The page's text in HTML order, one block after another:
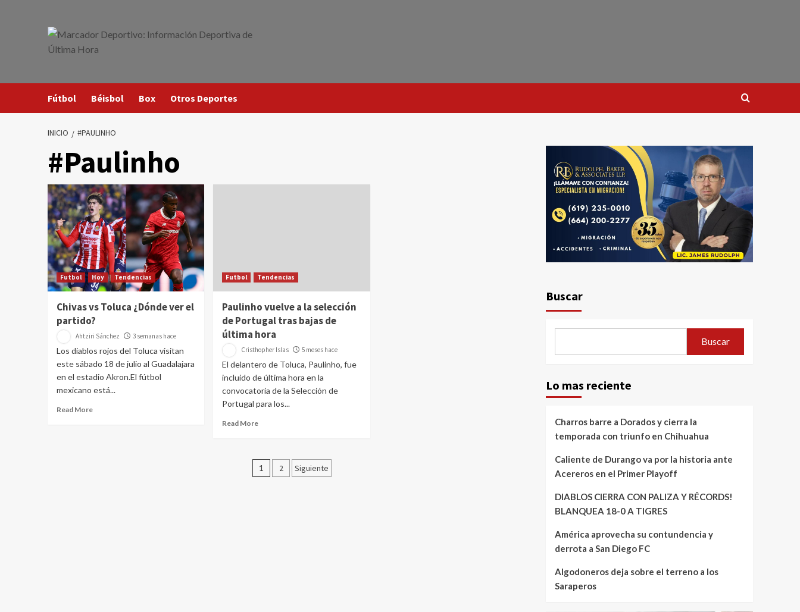
Fútbol Béisbol Box Otros Deportes
INICIO #PAULINHO
#Paulinho
Futbol Hoy Tendencias
Chivas vs Toluca ¿Dónde ver el
partido?
Ahtziri Sánchez 3 semanas hace
Los diablos rojos del Toluca visitan
este sábado 18 de julio al Guadalajara
en el estadio Akron.El fútbol
mexicano está...
Read More
Futbol Tendencias
Paulinho vuelve a la selección
de Portugal tras bajas de
última hora
Cristhopher Islas 5 meses hace
El delantero de Toluca, Paulinho, fue
incluido de última hora en la
convocatoria de la Selección de
Portugal para los...
Read More
Paginación
1 2 Siguiente
Buscar
Buscar
Lo mas reciente
Charros barre a Dorados y cierra la
temporada con triunfo en Chihuahua
Caliente de Durango va por la historia ante
Acereros en el Primer Playoff
DIABLOS CIERRA CON PALIZA Y RÉCORDS!
BLANQUEA 18-0 A TIGRES
América aprovecha su contundencia y
derrota a San Diego FC
Algodoneros deja sobre el terreno a los
Saraperos